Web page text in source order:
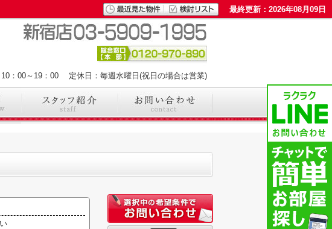
最終更新：2026年08月09日
10：00～19：00 定休日：毎週水曜日(祝日の場合は営業)